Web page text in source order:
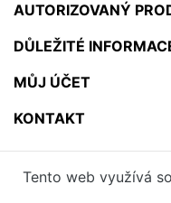
AUTORIZOVANÝ
DŮLEŽITÉ
MŮJ ÚČET
KONTAKT
Tento web využívá